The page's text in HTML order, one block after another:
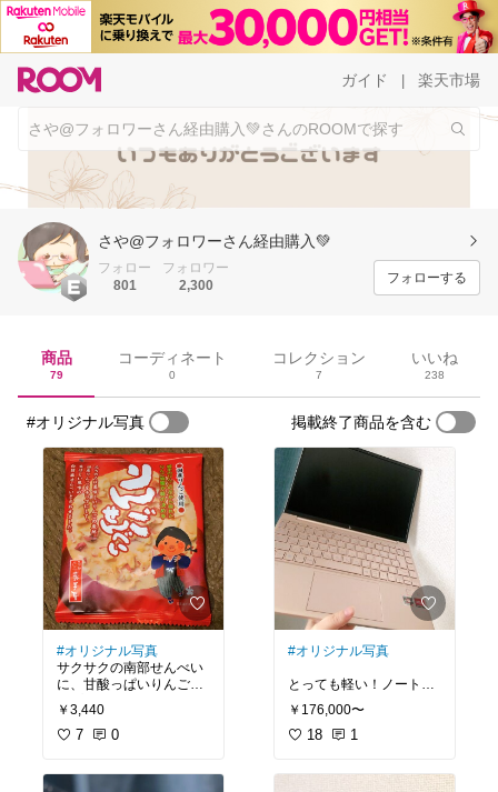
ガイド 楽天市場
さや@フォロワーさん経由購入💚
フォロー
801
フォロワー
2,300
フォローする
商品
79
コーディネート
0
コレクション
7
いいね
238
#オリジナル写真 掲載終了商品を含む
#オリジナル写真
サクサクの南部せんべい
に、甘酸っぱいりんごチ
ップがたっぷり！巖手屋
さんの「りんごせんべ
い」は、一度食べたら止
￥3,440
7 0
#オリジナル写真
とっても軽い！ノートパ
ソコンです。
コンパクトで持ち歩きや
￥176,000〜
18 1